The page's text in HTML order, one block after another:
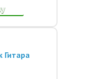
Гитара